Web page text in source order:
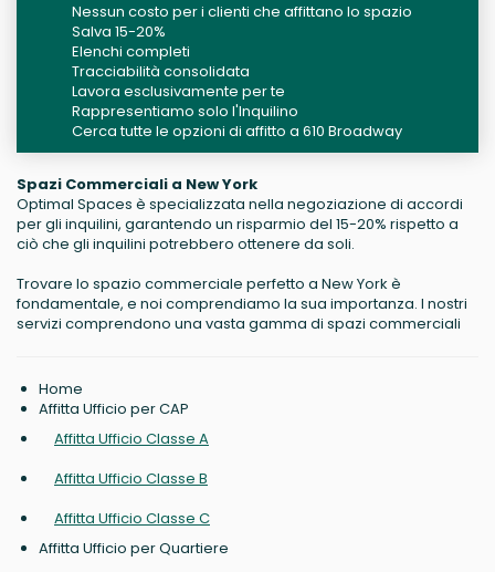
Nessun costo per i clienti che affittano lo spazio
Salva 15-20%
Elenchi completi
Tracciabilità consolidata
Lavora esclusivamente per te
Rappresentiamo solo l'Inquilino
Cerca tutte le opzioni di affitto a 610 Broadway
Spazi Commerciali a New York
Optimal Spaces è specializzata nella negoziazione di accordi
per gli inquilini, garantendo un risparmio del 15-20% rispetto a
ciò che gli inquilini potrebbero ottenere da soli.
Trovare lo spazio commerciale perfetto a New York è
fondamentale, e noi comprendiamo la sua importanza. I nostri
servizi comprendono una vasta gamma di spazi commerciali
Home
Affitta Ufficio per CAP
Affitta Ufficio Classe A
Affitta Ufficio Classe B
Affitta Ufficio Classe C
Affitta Ufficio per Quartiere